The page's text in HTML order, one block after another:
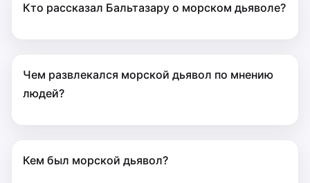
Кто рассказал Бальтазару о морском дьяволе?
Чем развлекался морской дьявол по мнению
людей?
Кем был морской дьявол?